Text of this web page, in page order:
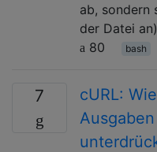
ab, sondern
der Datei
80
bash
7
cURL: